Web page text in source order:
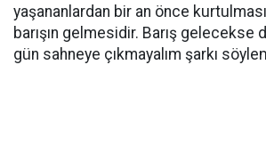
yaşananlardan bir an önce
barışın gelmesidir. Barış gelecekse
gün sahneye çıkmayalım şarkı